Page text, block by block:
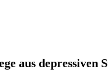
aus depressiven